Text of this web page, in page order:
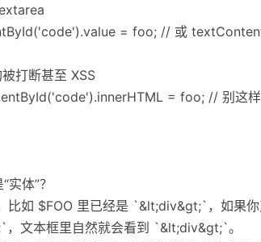
= foo; // 或
打断甚至 XSS
= foo; // 别这样
体”？
比如 $FOO 里已经是 `&lt;div&gt;`，如果
文本框里自然就会看到 `&lt;div&gt;`。